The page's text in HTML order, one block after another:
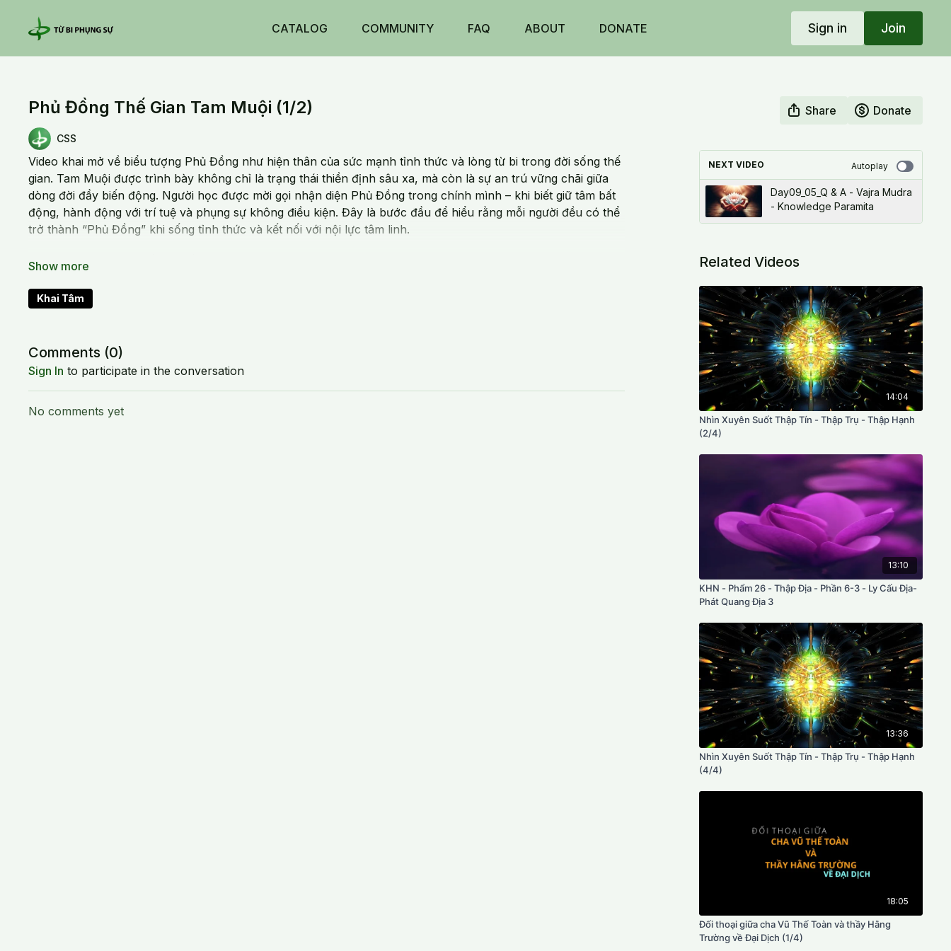
CATALOG COMMUNITY FAQ ABOUT DONATE Sign in Join
Phủ Đồng Thế Gian Tam Muội (1/2) Share Donate
CSS
Video khai mở về biểu tượng Phủ Đồng như hiện thân của sức mạnh tỉnh thức và lòng từ bi trong đời sống thế
gian. Tam Muội được trình bày không chỉ là trạng thái thiền định sâu xa, mà còn là sự an trú vững chãi giữa
dòng đời đầy biến động. Người học được mời gọi nhận diện Phủ Đồng trong chính mình – khi biết giữ tâm bất
động, hành động với trí tuệ và phụng sự không điều kiện. Đây là bước đầu để hiểu rằng mỗi người đều có thể
trở thành “Phủ Đồng” khi sống tỉnh thức và kết nối với nội lực tâm linh.
20240828 Wed_Phủ Đồng Thế Gian Tam Muội (1/2)
Khai Tâm
Comments (0)
Sign In to participate in the conversation
No comments yet
NEXT VIDEO Autoplay
Day09_05_Q & A - Vajra Mudra
- Knowledge Paramita
Related Videos
14:04
Nhìn Xuyên Suốt Thập Tín - Thập Trụ - Thập Hạnh
(2/4)
13:10
KHN - Phẩm 26 - Thập Địa - Phần 6-3 - Ly Cấu Địa-
Phát Quang Địa 3
13:36
Nhìn Xuyên Suốt Thập Tín - Thập Trụ - Thập Hạnh
(4/4)
18:05
Đối thoại giữa cha Vũ Thế Toàn và thầy Hằng
Trường về Đại Dịch (1/4)